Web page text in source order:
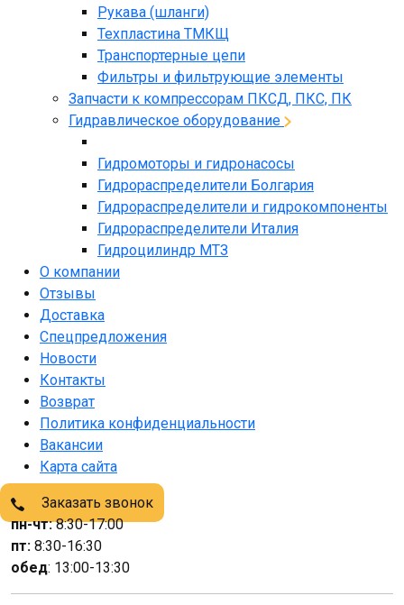
Рукава (шланги)
Техпластина ТМКЩ
Транспортерные цепи
Фильтры и фильтрующие элементы
Запчасти к компрессорам ПКСД, ПКС, ПК
Гидравлическое оборудование
Гидромоторы и гидронасосы
Гидрораспределители Болгария
Гидрораспределители и гидрокомпоненты
Гидрораспределители Италия
Гидроцилиндр МТЗ
О компании
Отзывы
Доставка
Спецпредложения
Новости
Контакты
Возврат
Политика конфиденциальности
Вакансии
Карта сайта
Заказать звонок
пн-чт:8:30-17:00
пт: 8:30-16:30
обед: 13:00-13:30